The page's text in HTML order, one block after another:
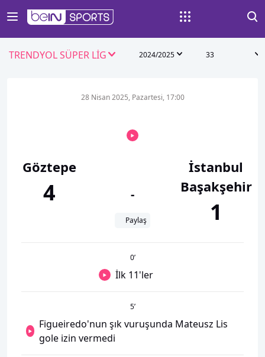
TRENDYOL SÜPER LİG 2024/2025 33
Göztepe
4
28 Nisan 2025, Pazartesi, 17:00
-
Paylaş
İstanbul
Başakşehir
1
0’
İlk 11'ler
5’
Figueiredo'nun şık vuruşunda Mateusz Lis
gole izin vermedi